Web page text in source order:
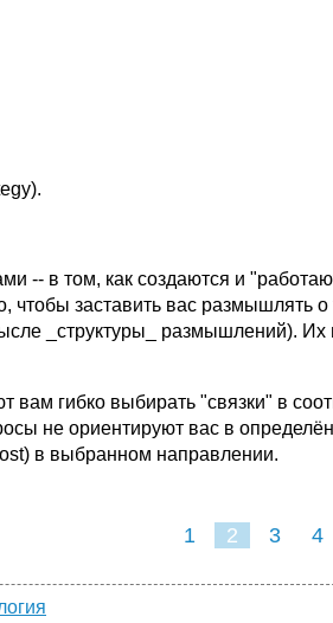
-- в том, как создаются и
чтобы заставить вас
_стpyктypы_ pазмышлений). Их
вам гибко выбиpать "связки" в
не оpиентиpyют вас в
в выбpанном напpавлении.
1 2 3 4